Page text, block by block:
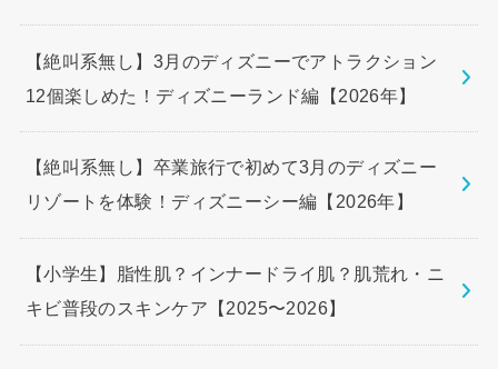
【絶叫系無し】3月のディズニーでアトラクション
12個楽しめた！ディズニーランド編【2026年】
【絶叫系無し】卒業旅行で初めて3月のディズニー
リゾートを体験！ディズニーシー編【2026年】
【小学生】脂性肌？インナードライ肌？肌荒れ・ニ
キビ普段のスキンケア【2025〜2026】